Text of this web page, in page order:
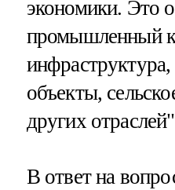
экономики. Это
промышленный
объекты,
других
В ответ на